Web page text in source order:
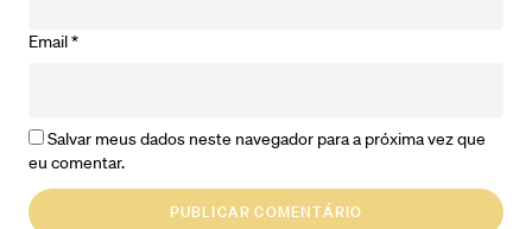
Email*
Salvar meus dados neste navegador para a próxima vez que
eu comentar.